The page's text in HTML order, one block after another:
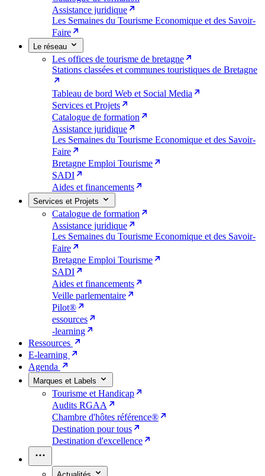
Assistance juridique
Les Semaines du Tourisme Economique et des Savoir-
Faire
Le réseau
Les offices de tourisme de bretagne
Stations classées et communes touristiques de Bretagne
Tableau de bord Web et Social Media
Services et Projets
Catalogue de formation
Assistance juridique
Les Semaines du Tourisme Economique et des Savoir-
Faire
Bretagne Emploi Tourisme
SADI
Aides et financements
Services et Projets
Catalogue de formation
Assistance juridique
Les Semaines du Tourisme Economique et des Savoir-
Faire
Bretagne Emploi Tourisme
SADI
Aides et financements
Veille parlementaire
Pilot®
essources
-learning
Ressources
E-learning
Agenda
Marques et Labels
Tourisme et Handicap
Audits RGAA
Chambre d'hôtes référence®
Destination pour tous
Destination d'excellence